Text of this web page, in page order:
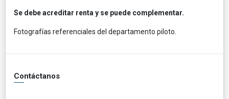
Se debe acreditar renta y se puede complementar.
Fotografías referenciales del departamento piloto.
Contáctanos